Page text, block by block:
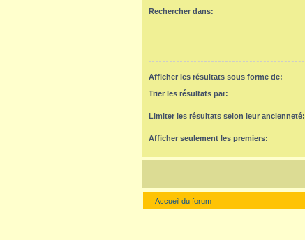
Rechercher dans:
Afficher les résultats sous forme de:
Trier les résultats par:
Limiter les résultats selon leur ancienneté:
Afficher seulement les premiers:
Accueil du forum